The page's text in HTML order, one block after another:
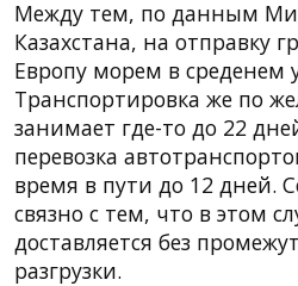
Между тем, по данным
Казахстана, на отправку
Европу морем в среденем
Транспортировка же по
занимает где-то до 22
перевозка
время в пути до 12 дней.
связно с тем, что в этом
доставляется без
разгрузки.